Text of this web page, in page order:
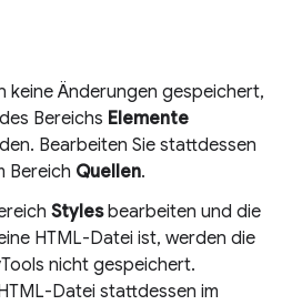
keine Änderungen gespeichert,
des Bereichs Elemente
Bearbeiten Sie stattdessen
Bereich Quellen.
Stylesbearbeiten und die
HTML-Datei ist, werden die
nicht gespeichert.
Datei stattdessen im